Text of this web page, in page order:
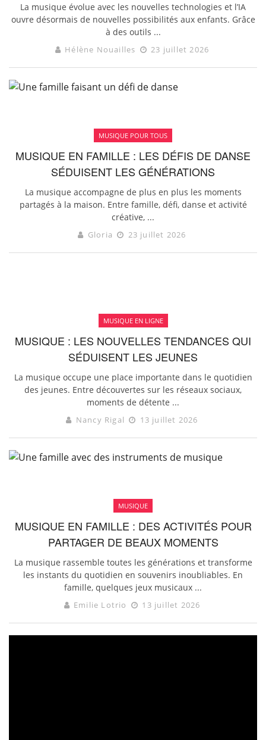
La musique évolue avec les nouvelles technologies et l’IA
ouvre désormais de nouvelles possibilités aux enfants. Grâce
à des outils ...
Hélène Nouailles 23 juillet 2026
MUSIQUE POUR TOUS
MUSIQUE EN FAMILLE : LES DÉFIS DE DANSE
SÉDUISENT LES GÉNÉRATIONS
La musique accompagne de plus en plus les moments
partagés à la maison. Entre famille, défi, danse et activité
créative, ...
Gloria 23 juillet 2026
MUSIQUE EN LIGNE
MUSIQUE : LES NOUVELLES TENDANCES QUI
SÉDUISENT LES JEUNES
La musique occupe une place importante dans le quotidien
des jeunes. Entre découvertes sur les réseaux sociaux,
moments de détente ...
Nancy Rigal 13 juillet 2026
MUSIQUE
MUSIQUE EN FAMILLE : DES ACTIVITÉS POUR
PARTAGER DE BEAUX MOMENTS
La musique rassemble toutes les générations et transforme
les instants du quotidien en souvenirs inoubliables. En
famille, quelques jeux musicaux ...
Emilie Lotrio 13 juillet 2026